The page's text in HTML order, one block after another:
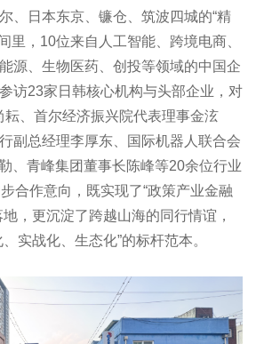
、日本东京、镰仓、筑波四城的“精
里，10位来自人工智能、跨境电商、
源、生物医药、创投等领域的中国企
访23家日韩核心机构与头部企业，对
、首尔经济振兴院代表理事金泫
副总经理李厚东、国际机器人联合会
、青峰集团董事长陈峰等20余位行业
合作意向，既实现了“政策产业金融
，更沉淀了跨越山海的同行情谊，
实战化、生态化”的标杆范本。